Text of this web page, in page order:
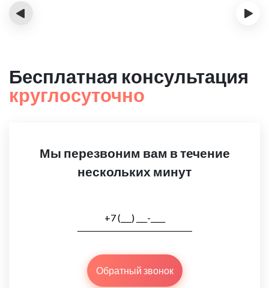
‹ ›
Бесплатная консультация
круглосуточно
Мы перезвоним вам в течение
нескольких минут
Обратный звонок